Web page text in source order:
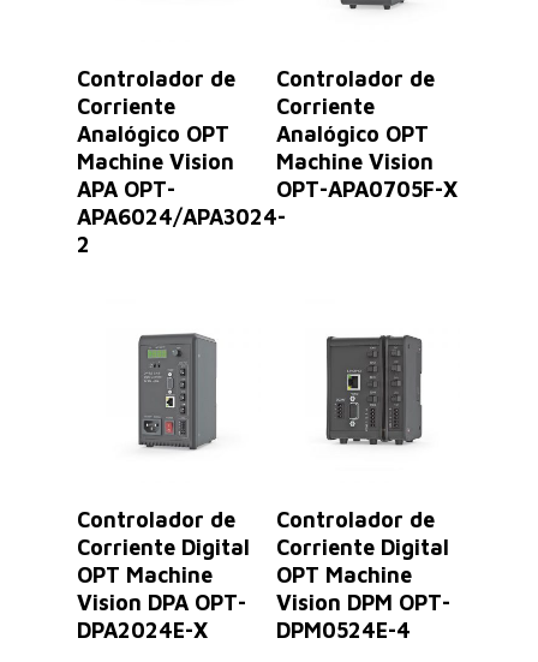
Leer Más
Controlador de
Corriente
Analógico OPT
Machine Vision
APA OPT-
APA6024/APA3024-
2
Leer Más
Controlador de
Corriente
Analógico OPT
Machine Vision
OPT-APA0705F-X
Leer Más
Controlador de
Corriente Digital
OPT Machine
Vision DPA OPT-
DPA2024E-X
Leer Más
Controlador de
Corriente Digital
OPT Machine
Vision DPM OPT-
DPM0524E-4